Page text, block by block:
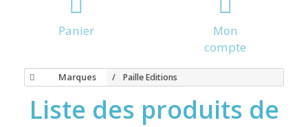
Panier
Mon
compte
Marques Paille Editions
Liste des produits de